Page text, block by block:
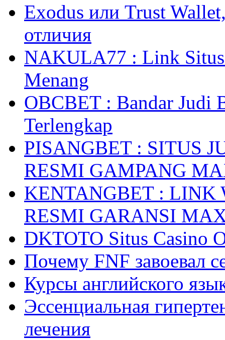
Exodus или Trust
отличия
NAKULA77 : Link Situs
Menang
OBCBET : Bandar Judi
Terlengkap
PISANGBET : SITUS
RESMI GAMPANG
KENTANGBET : LINK
RESMI GARANSI
DKTOTO Situs Casino
Почему FNF завоевал
Курсы английского
Эссенциальная
лечения